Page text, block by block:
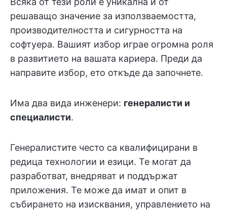
решаващо значение за използваемостта,
производителността и сигурността на
софтуера. Вашият избор играе огромна роля
в развитието на вашата кариера. Преди да
направите избор, ето откъде да започнете.
Има два вида инженери: генералисти и
специалисти.
Генералистите често са квалифицирани в
редица технологии и езици. Те могат да
разработват, внедряват и поддържат
приложения. Те може да имат и опит в
събирането на изисквания, управлението на